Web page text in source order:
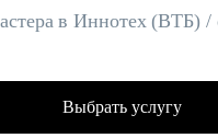
в Иннотех (ВТБ) /
Выбрать услугу